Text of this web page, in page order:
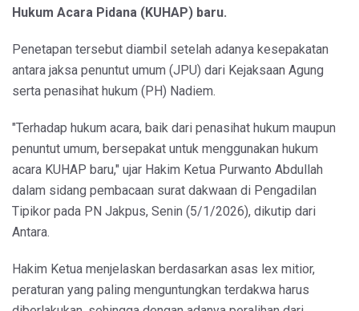
Hukum Acara Pidana (KUHAP) baru.
Penetapan tersebut diambil setelah adanya kesepakatan
antara jaksa penuntut umum (JPU) dari Kejaksaan Agung
serta penasihat hukum (PH) Nadiem.
"Terhadap hukum acara, baik dari penasihat hukum maupun
penuntut umum, bersepakat untuk menggunakan hukum
acara KUHAP baru," ujar Hakim Ketua Purwanto Abdullah
dalam sidang pembacaan surat dakwaan di Pengadilan
Tipikor pada PN Jakpus, Senin (5/1/2026), dikutip dari
Antara.
Hakim Ketua menjelaskan berdasarkan asas lex mitior,
peraturan yang paling menguntungkan terdakwa harus